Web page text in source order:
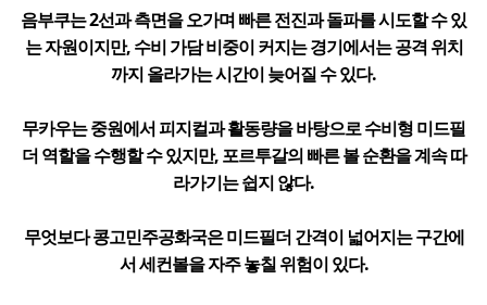
음부쿠는 2선과 측면을 오가며 빠른 전진과 돌파를 시도할 수 있
는 자원이지만, 수비 가담 비중이 커지는 경기에서는 공격 위치
까지 올라가는 시간이 늦어질 수 있다.
무카우는 중원에서 피지컬과 활동량을 바탕으로 수비형 미드필
더 역할을 수행할 수 있지만, 포르투갈의 빠른 볼 순환을 계속 따
라가기는 쉽지 않다.
무엇보다 콩고민주공화국은 미드필더 간격이 넓어지는 구간에
서 세컨볼을 자주 놓칠 위험이 있다.